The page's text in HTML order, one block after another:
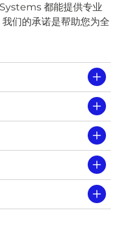
都能提供专业
们的承诺是帮助您为全